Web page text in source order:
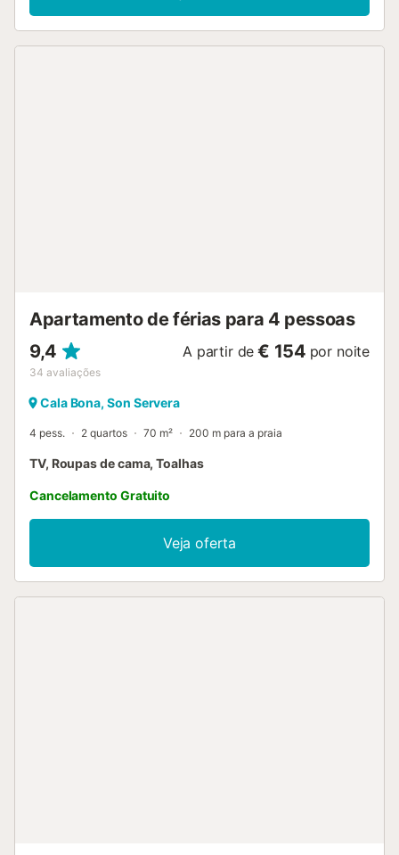
Apartamento de férias para 4 pessoas
9,4
34 avaliações
A partir de € 154 por noite
Cala Bona, Son Servera
4 pess. 2 quartos 70 m² 200 m para a praia
TV, Roupas de cama, Toalhas
Cancelamento Gratuito
Veja oferta